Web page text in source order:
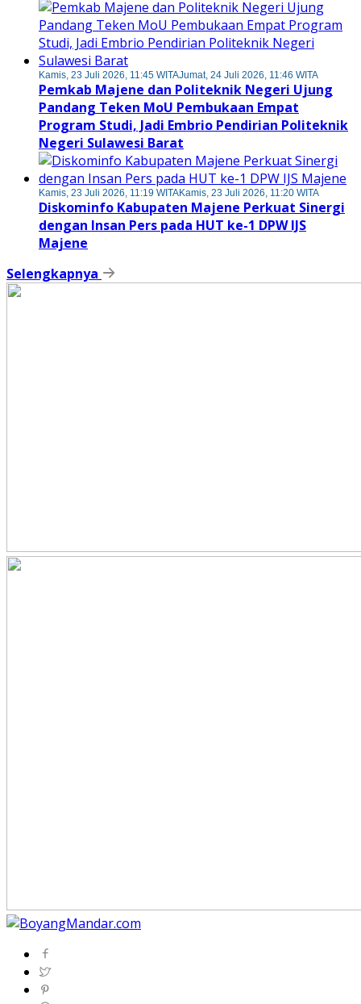
Kamis, 23 Juli 2026, 11:45 WITAJumat, 24 Juli 2026, 11:46 WITA
Pemkab Majene dan Politeknik Negeri Ujung
Pandang Teken MoU Pembukaan Empat
Program Studi, Jadi Embrio Pendirian Politeknik
Negeri Sulawesi Barat
Kamis, 23 Juli 2026, 11:19 WITAKamis, 23 Juli 2026, 11:20 WITA
Diskominfo Kabupaten Majene Perkuat Sinergi
dengan Insan Pers pada HUT ke-1 DPW IJS
Majene
Selengkapnya